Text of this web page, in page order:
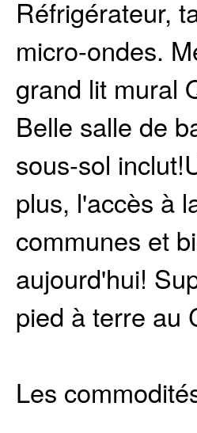
Réfrigérateur,
micro-ondes.
grand lit mural
Belle salle de
sous-sol
plus, l'accès à
communes et
aujourd'hui!
pied à terre au
Les